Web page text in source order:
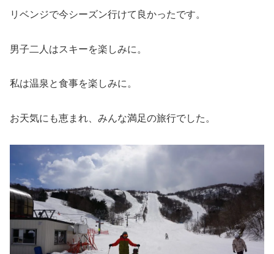
リベンジで今シーズン行けて良かったです。
男子二人はスキーを楽しみに。
私は温泉と食事を楽しみに。
お天気にも恵まれ、みんな満足の旅行でした。